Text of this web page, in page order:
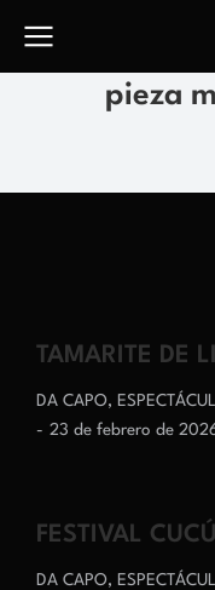
pieza
TAMARITE DE
DA CAPO,
23 de febrero de
FESTIVAL CUCÚ
DA CAPO,